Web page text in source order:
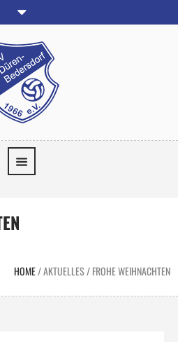
HOME/AKTUELLES/FROHE WEIHNACHTEN